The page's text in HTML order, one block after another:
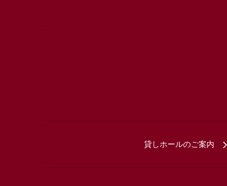
貸しホールのご案内